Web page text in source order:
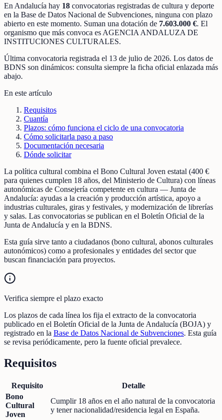
En Andalucía hay 18 convocatorias registradas de cultura y deporte
en la Base de Datos Nacional de Subvenciones, ninguna con plazo
abierto en este momento. Suman una dotación de 7.603.000 €. El
organismo que más convoca es AGENCIA ANDALUZA DE
INSTITUCIONES CULTURALES.
Última convocatoria registrada el 13 de julio de 2026. Los datos de
BDNS son dinámicos: consulta siempre la ficha oficial enlazada más
abajo.
En este artículo
Requisitos
Cuantía
Plazos: cómo funciona el ciclo de una convocatoria
Cómo solicitarla paso a paso
Documentación necesaria
Dónde solicitar
La política cultural combina el Bono Cultural Joven estatal (400 €
para quienes cumplen 18 años, del Ministerio de Cultura) con líneas
autonómicas de Consejería competente en cultura — Junta de
Andalucía: ayudas a la creación y producción artística, apoyo a
industrias culturales, giras y festivales, y modernización de librerías
y salas. Las convocatorias se publican en el Boletín Oficial de la
Junta de Andalucía y en la BDNS.
Esta guía sirve tanto a ciudadanos (bono cultural, abonos culturales
autonómicos) como a profesionales y entidades del sector que
buscan financiación para proyectos.
Verifica siempre el plazo exacto
Los plazos de cada línea los fija el extracto de la convocatoria
publicado en el Boletín Oficial de la Junta de Andalucía (BOJA) y
registrado en la Base de Datos Nacional de Subvenciones. Esta guía
se revisa periódicamente, pero la fuente oficial prevalece.
Requisitos
Requisito
Detalle
Bono
Cultural
Joven
Cumplir 18 años en el año natural de la convocatoria
y tener nacionalidad/residencia legal en España.